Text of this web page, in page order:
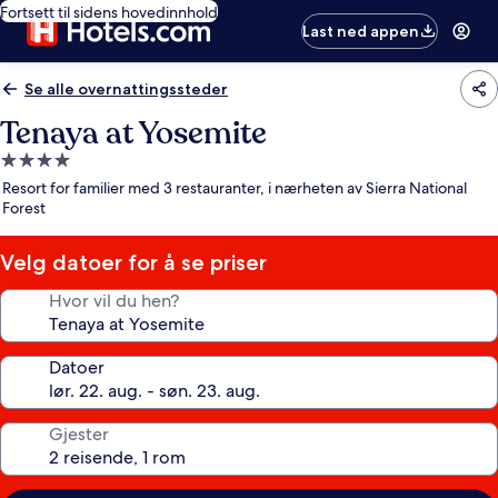
Fortsett til sidens hovedinnhold
Last ned appen
Se alle overnattingssteder
Tenaya at Yosemite
Overnattingssted
med
4.0
stjerner
Resort for familier med 3 restauranter, i nærheten av Sierra National
Forest
Velg datoer for å se priser
Hvor vil du hen?
Datoer
Gjester